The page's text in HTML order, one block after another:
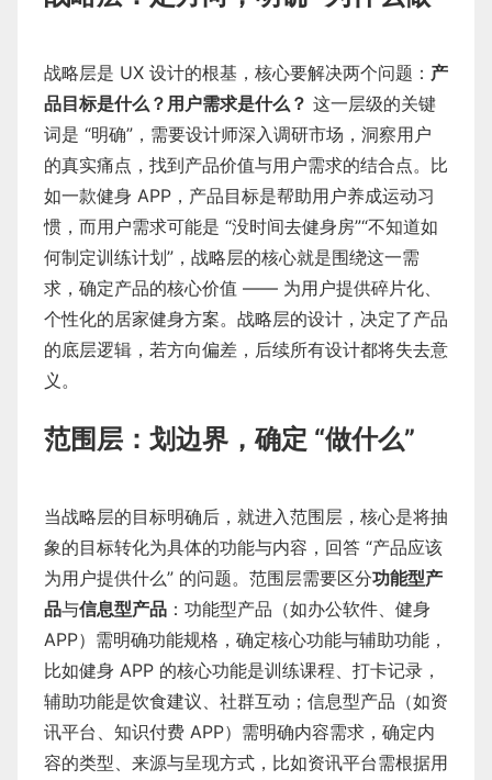
战略层是 UX 设计的根基，核心要解决两个问题： 产
品目标是什么？用户需求是什么？ 这一层级的关键
词是 “明确”，需要设计师深入调研市场，洞察用户
的真实痛点，找到产品价值与用户需求的结合点。比
如一款健身 APP，产品目标是帮助用户养成运动习
惯，而用户需求可能是 “没时间去健身房”“不知道如
何制定训练计划”，战略层的核心就是围绕这一需
求，确定产品的核心价值 —— 为用户提供碎片化、
个性化的居家健身方案。战略层的设计，决定了产品
的底层逻辑，若方向偏差，后续所有设计都将失去意
义。
范围层：划边界，确定 “做什么”
当战略层的目标明确后，就进入范围层，核心是将抽
象的目标转化为具体的功能与内容，回答 “产品应该
为用户提供什么” 的问题。范围层需要区分功能型产
品与信息型产品 ：功能型产品（如办公软件、健身
APP）需明确功能规格，确定核心功能与辅助功能，
比如健身 APP 的核心功能是训练课程、打卡记录，
辅助功能是饮食建议、社群互动；信息型产品（如资
讯平台、知识付费 APP）需明确内容需求，确定内
容的类型、来源与呈现方式，比如资讯平台需根据用